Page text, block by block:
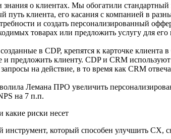
знания о клиентах. Мы обогатили
путь клиента, его касания с компанией в
и создать персонализированный
товарах или предложить услугу для
в CDP, крепятся к карточке
и предложить клиенту. CDP и CRM
на действие, в то время как CRM
Лемана ПРО увеличить
на 7 п.п.
риски несет
который способен улучшить CX,